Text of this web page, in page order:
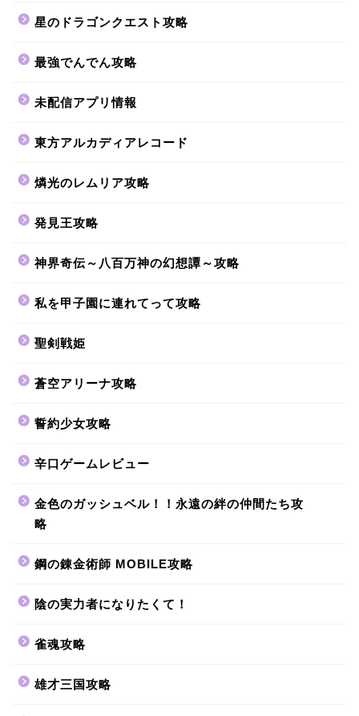
星のドラゴンクエスト攻略
最強でんでん攻略
未配信アプリ情報
東方アルカディアレコード
燐光のレムリア攻略
発見王攻略
神界奇伝～八百万神の幻想譚～攻略
私を甲子園に連れてって攻略
聖剣戦姫
蒼空アリーナ攻略
誓約少女攻略
辛口ゲームレビュー
金色のガッシュベル！！永遠の絆の仲間たち攻
略
鋼の錬金術師 MOBILE攻略
陰の実力者になりたくて！
雀魂攻略
雄才三国攻略